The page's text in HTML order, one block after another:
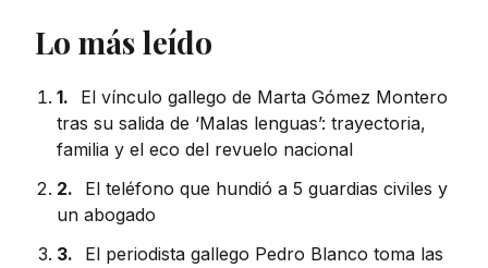
Lo más leído
1.
El vínculo gallego de Marta Gómez Montero
tras su salida de ‘Malas lenguas’: trayectoria,
familia y el eco del revuelo nacional
2.
El teléfono que hundió a 5 guardias civiles y
un abogado
3.
El periodista gallego Pedro Blanco toma las